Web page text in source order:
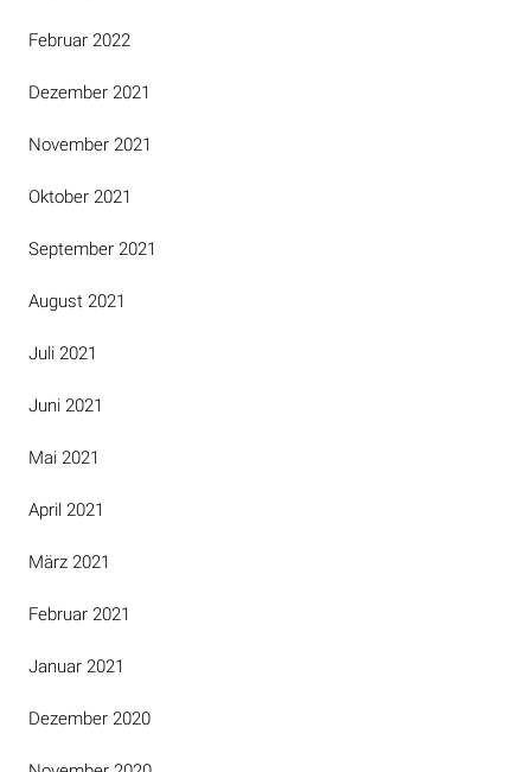
Februar 2022
Dezember 2021
November 2021
Oktober 2021
September 2021
August 2021
Juli 2021
Juni 2021
Mai 2021
April 2021
März 2021
Februar 2021
Januar 2021
Dezember 2020